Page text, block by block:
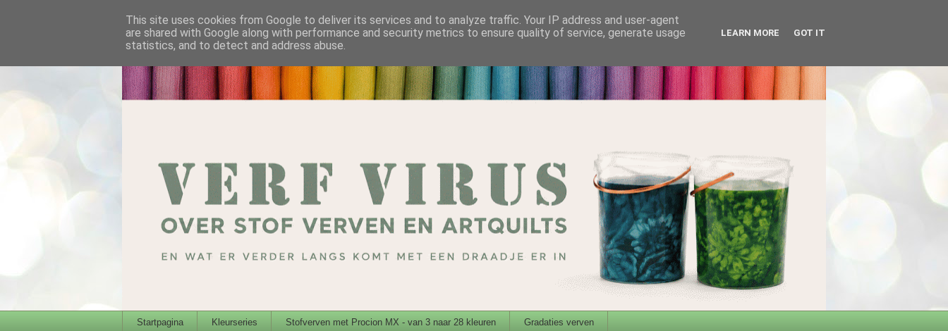
Startpagina Kleurseries Stofverven met Procion MX - van 3 naar 28 kleuren Gradaties verven
This site uses cookies from Google to deliver its services and to analyze traffic. Your IP address and user-agent
are shared with Google along with performance and security metrics to ensure quality of service, generate usage
statistics, and to detect and address abuse.
LEARN MORE GOT IT